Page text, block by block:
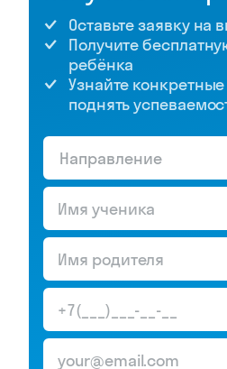
Оставьте заявку на
Получите
ребёнка
Узнайте
поднять
Направление